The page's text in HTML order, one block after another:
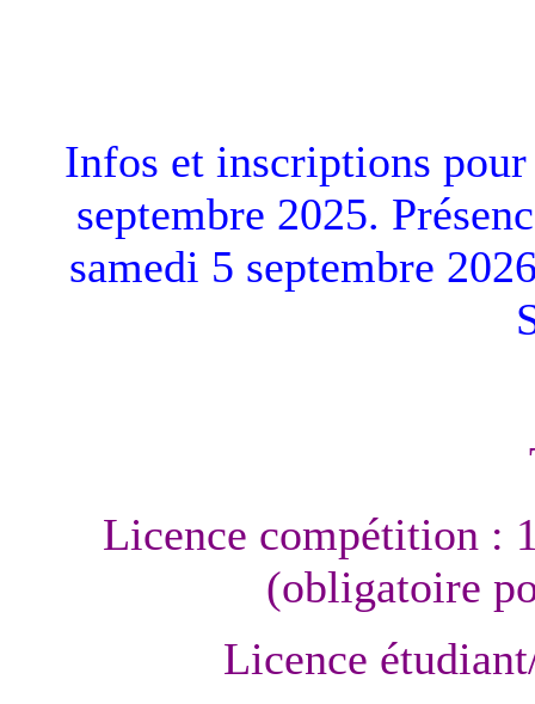
Infos et inscriptions
septembre 2025.
samedi 5 septembre
Licence compétition :
(obligatoire
Licence